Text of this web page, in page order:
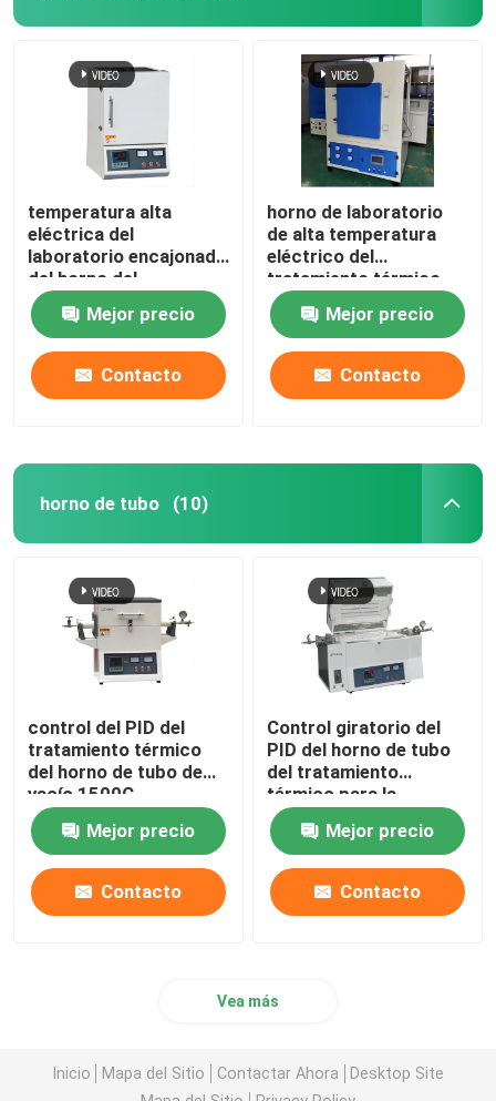
temperatura alta
eléctrica del
laboratorio encajonado
del horno del
tratamiento térmico
1200C con el alambre
de resistencia
Mejor precio
Contacto
horno de laboratorio
de alta temperatura
eléctrico del
tratamiento térmico
1400C con el alambre
de resistencia
Mejor precio
Contacto
horno de tubo (10)
control del PID del
tratamiento térmico
del horno de tubo de
vacío 1500C
Mejor precio
Contacto
Control giratorio del
PID del horno de tubo
del tratamiento
térmico para la
calcinación y la
sequedad del
laboratorio
Mejor precio
Contacto
Vea más
Inicio Mapa del Sitio Contactar Ahora
Desktop Site